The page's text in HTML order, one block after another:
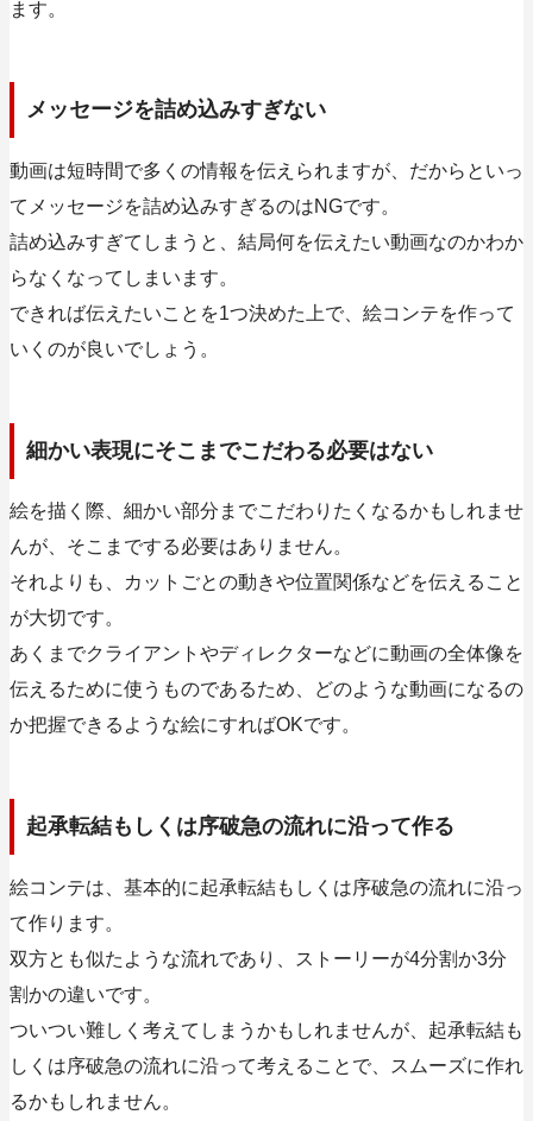
ます。
メッセージを詰め込みすぎない
動画は短時間で多くの情報を伝えられますが、だからといっ
てメッセージを詰め込みすぎるのはNGです。
詰め込みすぎてしまうと、結局何を伝えたい動画なのかわか
らなくなってしまいます。
できれば伝えたいことを1つ決めた上で、絵コンテを作って
いくのが良いでしょう 。
細かい表現にそこまでこだわる必要はない
絵を描く際、細かい部分までこだわりたくなるかもしれませ
んが、そこまでする必要はありません。
それよりも、
カットごとの動きや位置関係などを伝えること
が大切です。
あくまでクライアントやディレクターなどに動画の全体像を
伝えるために使うものであるため、どのような動画になるの
か把握できるような絵にすればOKです。
起承転結もしくは序破急の流れに沿って作る
絵コンテは、基本的に起承転結もしくは序破急の流れに沿っ
て作ります。
双方とも似たような流れであり、ストーリーが4分割か3分
割かの違いです。
ついつい難しく考えてしまうかもしれませんが、起承転結も
しくは序破急の流れに沿って考えることで、スムーズに作れ
るかもしれません。